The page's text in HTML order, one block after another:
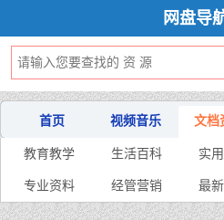
网盘导
首页 视频音乐 文档
教育教学 生活百科 实
专业资料 经管营销 最